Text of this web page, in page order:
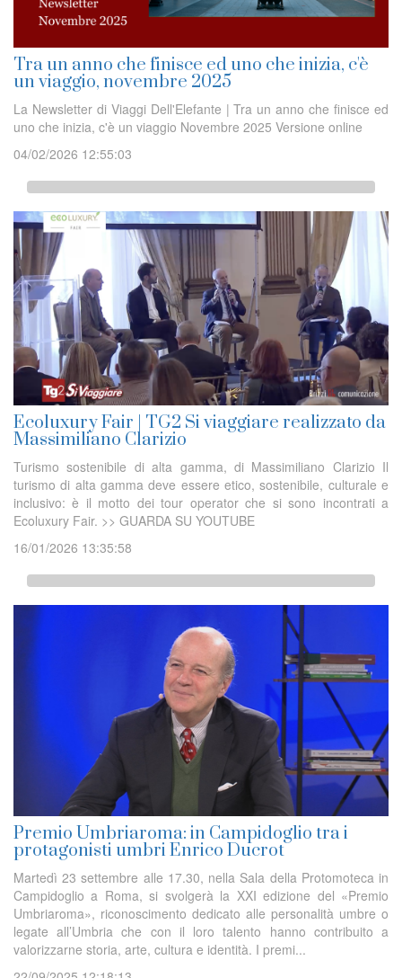
Tra un anno che finisce ed uno che inizia, c'è
un viaggio, novembre 2025
La Newsletter di Viaggi Dell'Elefante | Tra un anno che finisce ed
uno che inizia, c'è un viaggio Novembre 2025 Versione online
04/02/2026 12:55:03
Ecoluxury Fair | TG2 Si viaggiare realizzato da
Massimiliano Clarizio
Turismo sostenibile di alta gamma, di Massimiliano Clarizio Il
turismo di alta gamma deve essere etico, sostenibile, culturale e
inclusivo: è il motto dei tour operator che si sono incontrati a
Ecoluxury Fair. >> GUARDA SU YOUTUBE
16/01/2026 13:35:58
Premio Umbriaroma: in Campidoglio tra i
protagonisti umbri Enrico Ducrot
Martedì 23 settembre alle 17.30, nella Sala della Protomoteca in
Campidoglio a Roma, si svolgerà la XXI edizione del «Premio
Umbriaroma», riconoscimento dedicato alle personalità umbre o
legate all’Umbria che con il loro talento hanno contribuito a
valorizzarne storia, arte, cultura e identità. I premi...